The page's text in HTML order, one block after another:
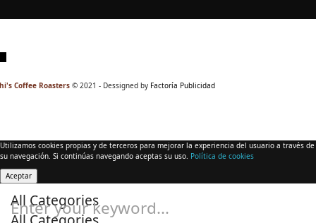
Coffee Roasters © 2021 - Dessigned by Factoría Publicidad
Utilizamos cookies propias y de terceros para mejorar la experiencia del usuario a través de
su navegación. Si continúas navegando aceptas su uso. Política de cookies
Aceptar
All Categories
Enter your keyword...